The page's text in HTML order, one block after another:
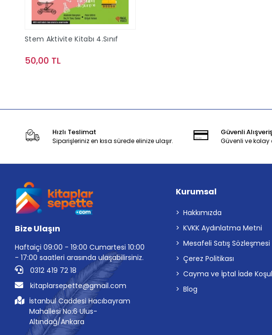
Stem Aktivite Kitabı 4.Sınıf
50,00 TL
Hızlı Teslimat
Siparişleriniz en kısa sürede elinize ulaşır.
Güvenli
Güvenli ve
Bize Ulaşın
Haftaiçi 09:00 - 19:00 Cumartesi 10:00
- 17:00 saatleri arasında ulaşabilirsiniz.
0312 419 72 18
kitaplarsepette@gmail.com
İstanbul Caddesi Hacıbayram
Mahallesi No:6 Ulus-
Altındağ/Ankara
Kurumsal
Hakkımızda
KVKK Aydınlatma Metni
Mesafeli Satış Sözleşmesi
Çerez Politikası
Cayma ve İptal İade
Blog